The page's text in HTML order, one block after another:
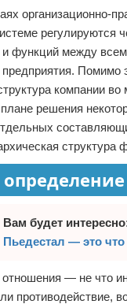
организационно-
регулируются
и функций между
Помимо
компании
решения
структура
Вам будет
Пьедестал — это что
— не что
противодействие,